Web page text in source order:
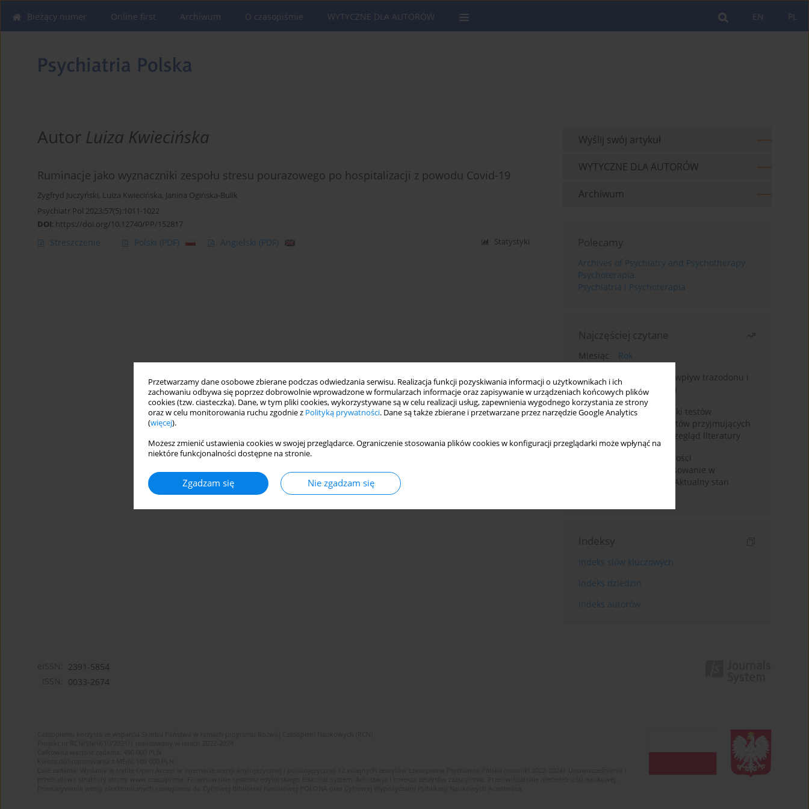
Przetwarzamy dane osobowe zbierane podczas odwiedzania serwisu. Realizacja funkcji pozyskiwania informacji o użytkownikach i ich
zachowaniu odbywa się poprzez dobrowolnie wprowadzone w formularzach informacje oraz zapisywanie w urządzeniach końcowych plików
cookies (tzw. ciasteczka). Dane, w tym pliki cookies, wykorzystywane są w celu realizacji usług, zapewnienia wygodnego korzystania ze strony
oraz w celu monitorowania ruchu zgodnie z Polityką prywatności. Dane są także zbierane i przetwarzane przez narzędzie Google Analytics
(więcej).
Możesz zmienić ustawienia cookies w swojej przeglądarce. Ograniczenie stosowania plików cookies w konfiguracji przeglądarki może wpłynąć na
niektóre funkcjonalności dostępne na stronie.
Zgadzam się Nie zgadzam się
PL
EN
Bieżący numer Online first Archiwum O czasopiśmie WYTYCZNE DLA AUTORÓW
Autor Luiza Kwiecińska
Ruminacje jako wyznaczniki zespołu stresu pourazowego po hospitalizacji z powodu Covid-19
Zygfryd Juczyński, Luiza Kwiecińska, Janina Ogińska-Bulik
Psychiatr Pol 2023;57(5):1011-1022
DOI: https://doi.org/10.12740/PP/152817
Streszczenie Polski (PDF) Angielski (PDF) Statystyki
Wyślij swój artykuł
WYTYCZNE DLA AUTORÓW
Archiwum
Polecamy
Archives of Psychiatry and Psychotherapy
Psychoterapia
Psychiatria i Psychoterapia
Najczęściej czytane
Miesiąc
Rok
Leczenie bezsenności – wpływ trazodonu i
leków nasennych na sen
Fałszywie dodatnie wyniki testów
narkotykowych u pacjentów przyjmujących
leki psychotropowe – przegląd literatury
Wortioksetyna – właściwości
farmakologiczne i zastosowanie w
zaburzeniach nastroju. Aktualny stan
Indeksy
Indeks słów kluczowych
Indeks dziedzin
Indeks autorów
2391-5854
0033-2674